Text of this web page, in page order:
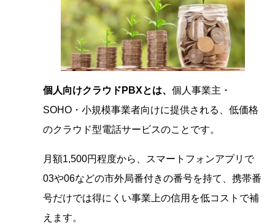
個人向けクラウドPBXとは、 個人事業主・
SOHO・小規模事業者向けに提供される、低価格
のクラウド型電話サービスのことです。
月額1,500円程度から、スマートフォンアプリで
03や06などの市外局番付きの番号を持て、携帯番
号だけでは得にくい事業上の信用を低コストで補
えます。